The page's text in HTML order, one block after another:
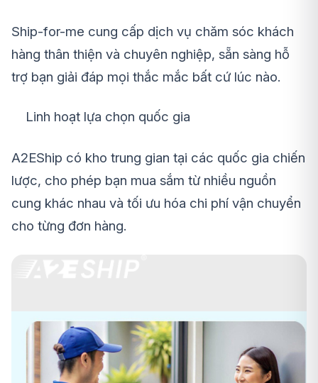
Ship-for-me cung cấp dịch vụ chăm sóc khách
hàng thân thiện và chuyên nghiệp, sẵn sàng hỗ
trợ bạn giải đáp mọi thắc mắc bất cứ lúc nào.
Linh hoạt lựa chọn quốc gia
A2EShip có kho trung gian tại các quốc gia chiến
lược, cho phép bạn mua sắm từ nhiều nguồn
cung khác nhau và tối ưu hóa chi phí vận chuyển
cho từng đơn hàng.